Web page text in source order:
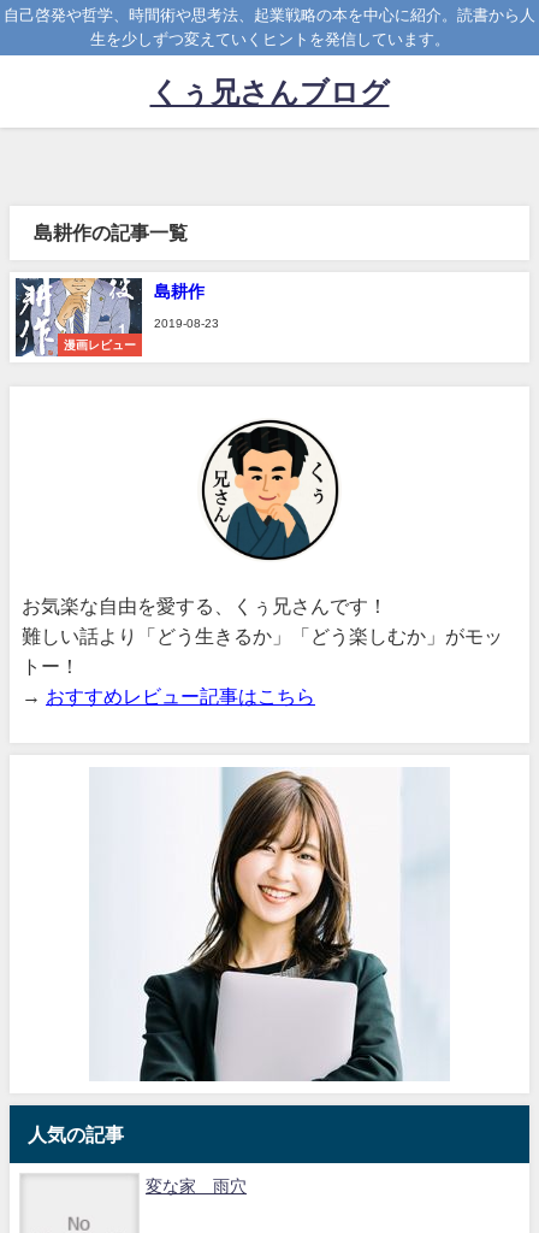
自己啓発や哲学、時間術や思考法、起業戦略の本を中心に紹介。読書から人
生を少しずつ変えていくヒントを発信しています。
くぅ兄さんブログ
島耕作の記事一覧
漫画レビュー
島耕作
2019-08-23
お気楽な自由を愛する、くぅ兄さんです！
難しい話より「どう生きるか」「どう楽しむか」がモッ
トー！
→ おすすめレビュー記事はこちら
人気の記事
変な家 雨穴